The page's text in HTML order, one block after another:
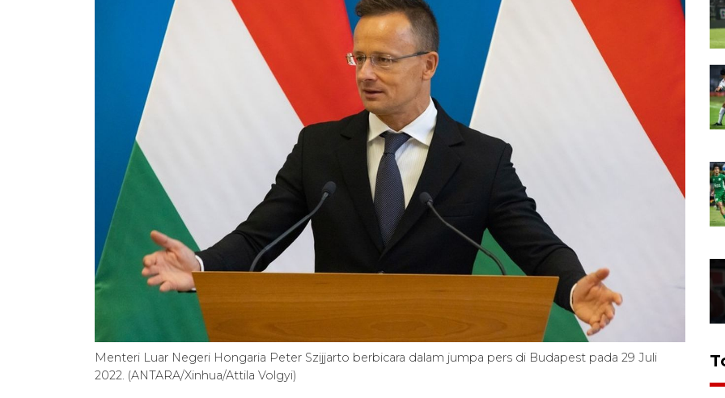
Menteri Luar Negeri Hongaria Peter Szijjarto berbicara dalam jumpa pers di Budapest pada 29 Juli
2022. (ANTARA/Xinhua/Attila Volgyi)